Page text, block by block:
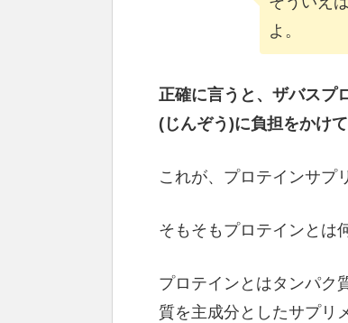
よ。
正確に言うと、ザバスプ
(じんぞう)に負担をかけ
これが、プロテインサプ
そもそもプロテインとは
プロテインとはタンパク
質を主成分としたサプリ